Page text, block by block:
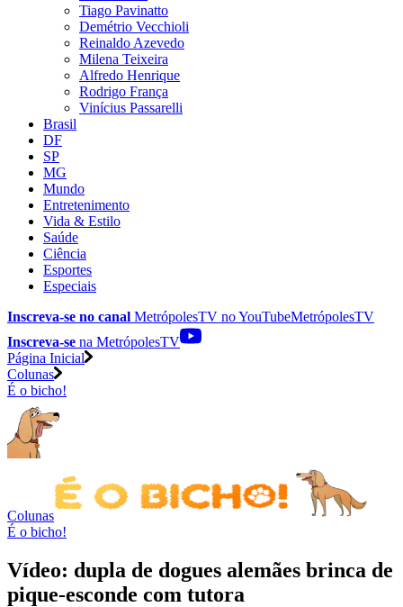
Tiago Pavinatto
Demétrio Vecchioli
Reinaldo Azevedo
Milena Teixeira
Alfredo Henrique
Rodrigo França
Vinícius Passarelli
Brasil
DF
SP
MG
Mundo
Entretenimento
Vida & Estilo
Saúde
Ciência
Esportes
Especiais
Inscreva-se no canal MetrópolesTV noYouTubeMetrópolesTV
Inscreva-se na MetrópolesTV
Página Inicial
Colunas
É o bicho!
Colunas
É o bicho!
Vídeo: dupla de dogues alemães brinca de
pique-esconde com tutora